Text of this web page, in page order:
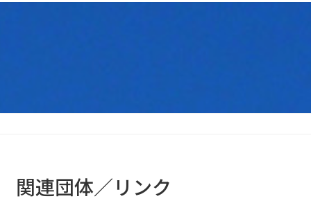
関連団体／リンク